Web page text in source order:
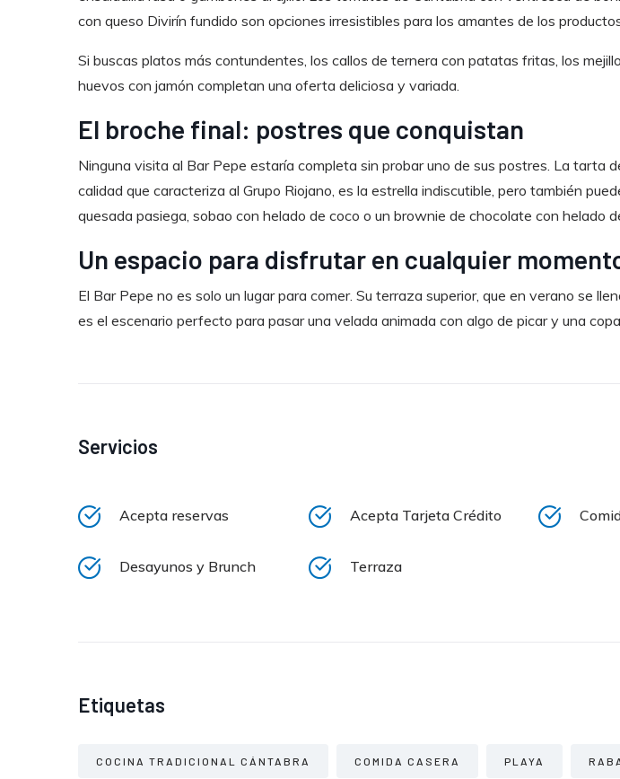
con queso Divirín fundido son opciones irresistibles para los amantes de los
Si buscas platos más contundentes, los callos de ternera con patatas fritas, los
huevos con jamón completan una oferta deliciosa y variada.
El broche final: postres que conquistan
Ninguna visita al Bar Pepe estaría completa sin probar uno de sus postres. La tarta
calidad que caracteriza al Grupo Riojano, es la estrella indiscutible, pero también
quesada pasiega, sobao con helado de coco o un brownie de chocolate con helado
Un espacio para disfrutar en cualquier
El Bar Pepe no es solo un lugar para comer. Su terraza superior, que en verano se
es el escenario perfecto para pasar una velada animada con algo de picar y una
Servicios
Acepta reservas Acepta Tarjeta Crédito
Desayunos y Brunch Terraza
Etiquetas
COCINA TRADICIONAL CÁNTABRA COMIDA CASERA PLAYA